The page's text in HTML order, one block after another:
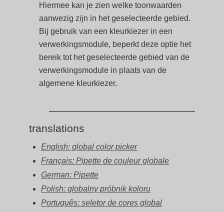
Hiermee kan je zien welke toonwaarden
aanwezig zijn in het geselecteerde gebied.
Bij gebruik van een kleurkiezer in een
verwerkingsmodule, beperkt deze optie het
bereik tot het geselecteerde gebied van de
verwerkingsmodule in plaats van de
algemene kleurkiezer.
translations
English: global color picker
Français: Pipette de couleur globale
German: Pipette
Polish: globalny próbnik koloru
Português: seletor de cores global